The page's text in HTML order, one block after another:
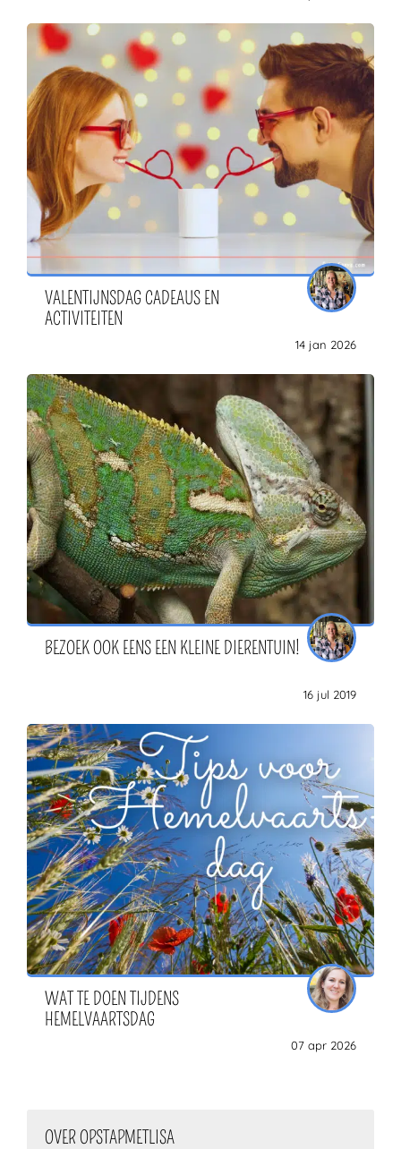
VALENTIJNSDAG CADEAUS EN
ACTIVITEITEN
14 jan 2026
BEZOEK OOK EENS EEN KLEINE DIERENTUIN!
16 jul 2019
WAT TE DOEN TIJDENS
HEMELVAARTSDAG
07 apr 2026
OVER OPSTAPMETLISA